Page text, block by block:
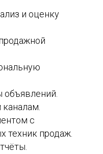
и оценку
с
техник продаж.